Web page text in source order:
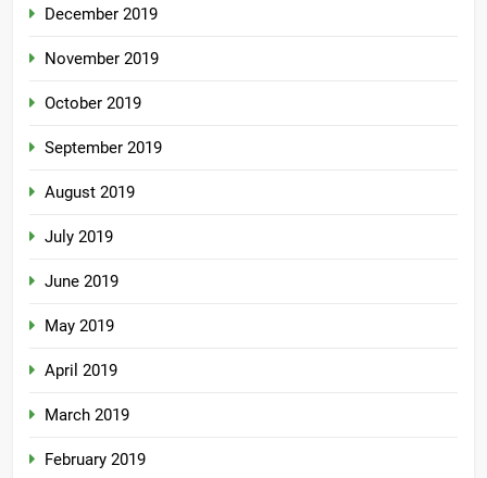
December 2019
November 2019
October 2019
September 2019
August 2019
July 2019
June 2019
May 2019
April 2019
March 2019
February 2019